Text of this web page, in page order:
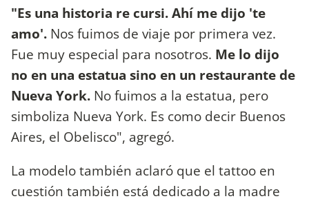
"Es una historia re cursi. Ahí me dijo 'te
amo'. Nos fuimos de viaje por primera vez.
Fue muy especial para nosotros. Me lo dijo
no en una estatua sino en un restaurante de
Nueva York. No fuimos a la estatua, pero
simboliza Nueva York. Es como decir Buenos
Aires, el Obelisco", agregó.
La modelo también aclaró que el tattoo en
cuestión también está dedicado a la madre